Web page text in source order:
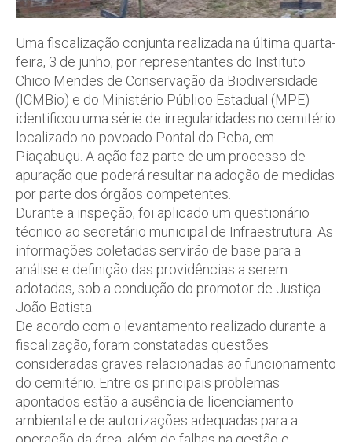
Uma fiscalização conjunta realizada na última quarta-
feira, 3 de junho, por representantes do Instituto
Chico Mendes de Conservação da Biodiversidade
(ICMBio) e do Ministério Público Estadual (MPE)
identificou uma série de irregularidades no cemitério
localizado no povoado Pontal do Peba, em
Piaçabuçu. A ação faz parte de um processo de
apuração que poderá resultar na adoção de medidas
por parte dos órgãos competentes.
Durante a inspeção, foi aplicado um questionário
técnico ao secretário municipal de Infraestrutura. As
informações coletadas servirão de base para a
análise e definição das providências a serem
adotadas, sob a condução do promotor de Justiça
João Batista.
De acordo com o levantamento realizado durante a
fiscalização, foram constatadas questões
consideradas graves relacionadas ao funcionamento
do cemitério. Entre os principais problemas
apontados estão a ausência de licenciamento
ambiental e de autorizações adequadas para a